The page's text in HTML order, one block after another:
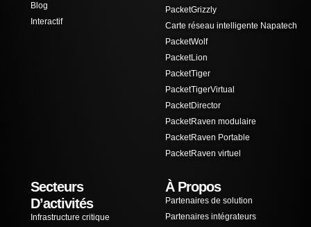
Blog
Interactif
PacketGrizzly
Carte réseau intelligente Napatech
PacketWolf
PacketLion
PacketTiger
PacketTigerVirtual
PacketDirector
PacketRaven modulaire
PacketRaven Portable
PacketRaven virtuel
Secteurs
D’activités
Infrastructure critique
À Propos
Partenaires de solution
Partenaires intégrateurs